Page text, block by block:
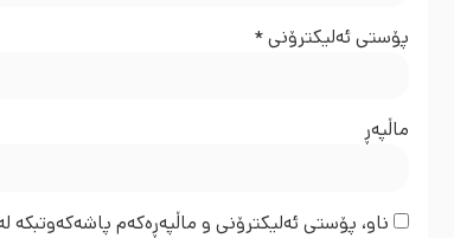
پۆستی ئەلیکترۆنی*
ماڵپه‌ڕ
ناو، پۆستی ئەلیکترۆنی و ماڵپەڕەکەم